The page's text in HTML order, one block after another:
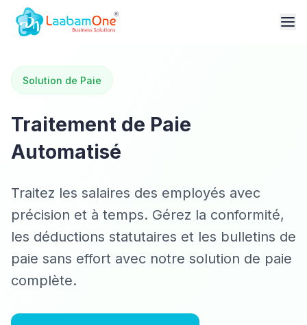
Solution de Paie
Traitement de Paie
Automatisé
Traitez les salaires des employés avec
précision et à temps. Gérez la conformité,
les déductions statutaires et les bulletins de
paie sans effort avec notre solution de paie
complète.